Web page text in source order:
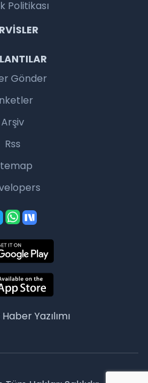
Politikası
Gönder
Arşiv
Rss
Haber Yazılımı